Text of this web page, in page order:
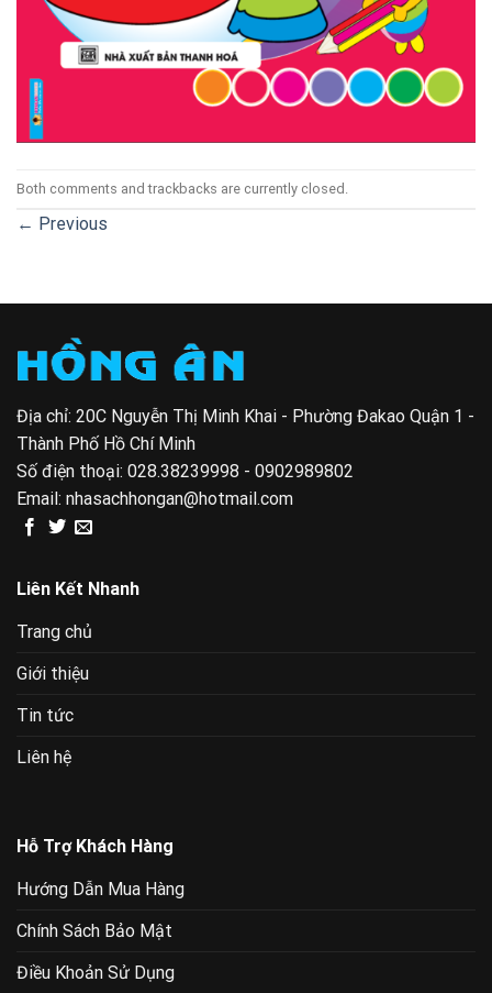
Both comments and trackbacks are currently closed.
← Previous
Địa chỉ: 20C Nguyễn Thị Minh Khai - Phường Đakao Quận 1 -
Thành Phố Hồ Chí Minh
Số điện thoại: 028.38239998 - 0902989802
Email: nhasachhongan@hotmail.com
Liên Kết Nhanh
Trang chủ
Giới thiệu
Tin tức
Liên hệ
Hỗ Trợ Khách Hàng
Hướng Dẫn Mua Hàng
Chính Sách Bảo Mật
Điều Khoản Sử Dụng